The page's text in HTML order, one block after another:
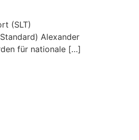
(SLT)
Alexander
für nationale […]